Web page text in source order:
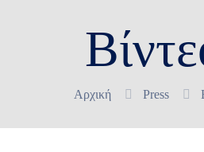
Αρχική Press